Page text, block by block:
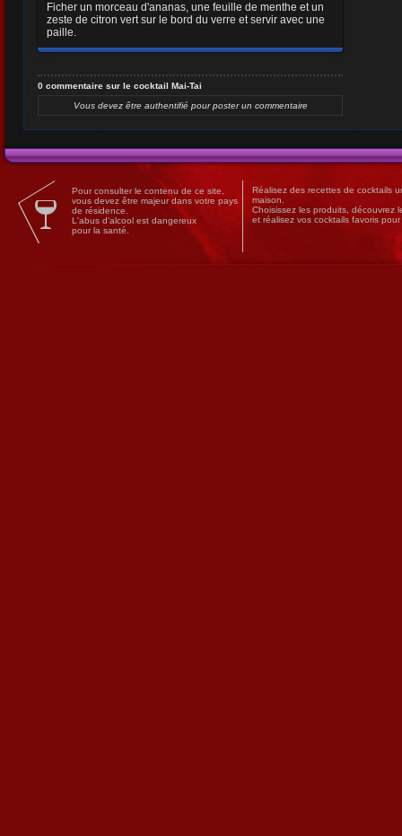
Ficher un morceau d'ananas, une feuille de menthe et un
zeste de citron vert sur le bord du verre et servir avec une
paille.
0 commentaire sur le cocktail Mai-Tai
Vous devez être authentifié pour poster un commentaire
Pour consulter le contenu de ce site,
vous devez être majeur dans votre pays
de résidence.
L'abus d'alcool est dangereux
pour la santé.
Réalisez des recettes de cocktails
maison.
Choisissez les produits, découvrez
et réalisez vos cocktails favoris